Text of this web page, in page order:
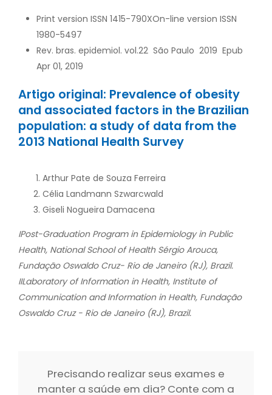
Print version ISSN 1415-790XOn-line version ISSN
1980-5497
Rev. bras. epidemiol. vol.22 São Paulo 2019 Epub
Apr 01, 2019
Artigo original: Prevalence of obesity
and associated factors in the Brazilian
population: a study of data from the
2013 National Health Survey
Arthur Pate de Souza Ferreira
Célia Landmann Szwarcwald
Giseli Nogueira Damacena
IPost-Graduation Program in Epidemiology in Public
Health, National School of Health Sérgio Arouca,
Fundação Oswaldo Cruz- Rio de Janeiro (RJ), Brazil.
IILaboratory of Information in Health, Institute of
Communication and Information in Health, Fundação
Oswaldo Cruz - Rio de Janeiro (RJ), Brazil.
Precisando realizar seus exames e
manter a saúde em dia? Conte com a